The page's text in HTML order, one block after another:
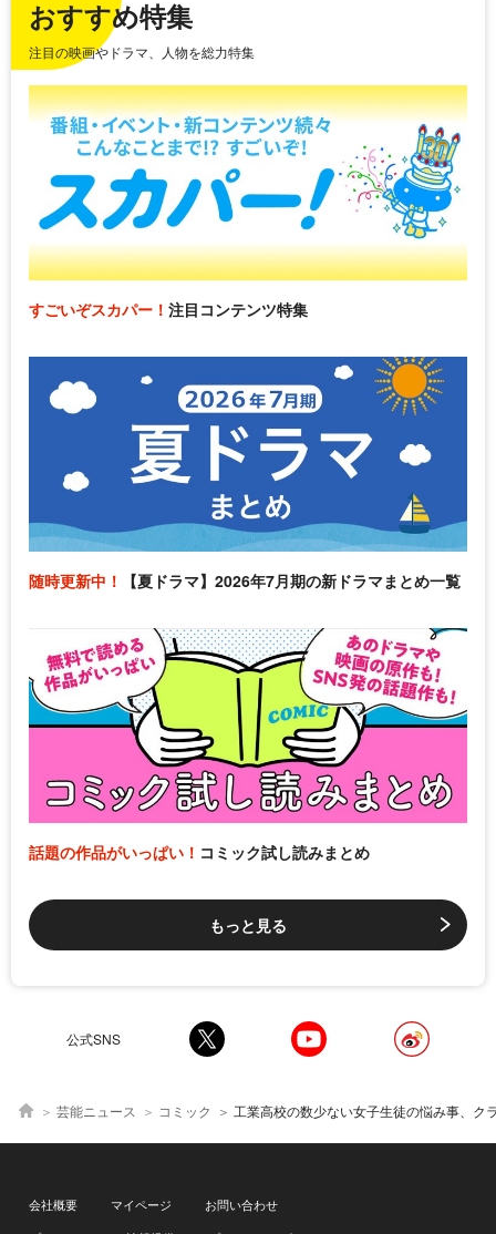
おすすめ特集
注目の映画やドラマ、人物を総力特集
すごいぞスカパー！ 注目コンテンツ特集
随時更新中！ 【夏ドラマ】2026年7月期の新ドラマまとめ一覧
話題の作品がいっぱい！ コミック試し読みまとめ
もっと見る
公式SNS
芸能ニュース コミック 工業高校の数少ない女子生徒の悩み事、クラスによって違う“着替え事情”に「その差に腹が立
会社概要 マイページ
お問い合わせ